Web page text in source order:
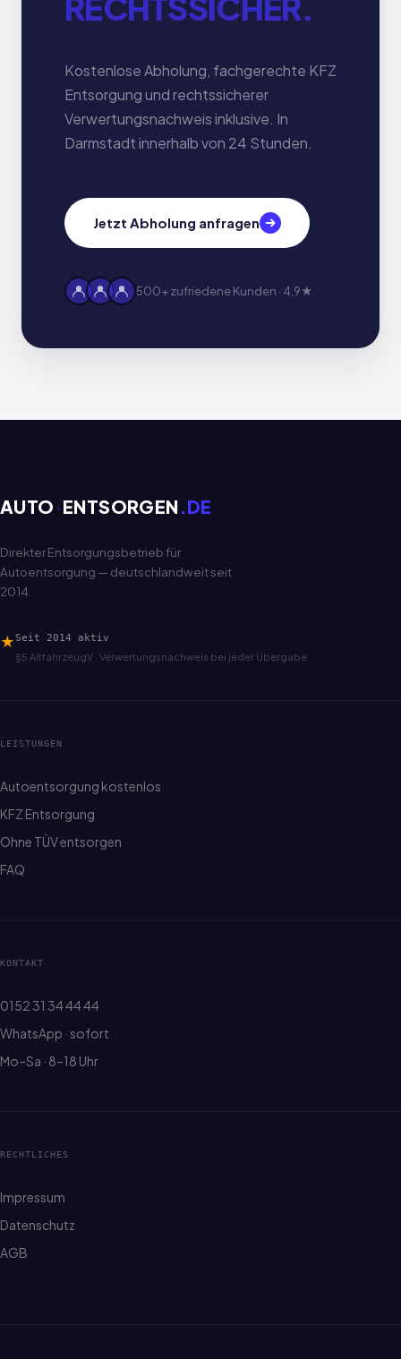
Kostenlose Abholung, fachgerechte KFZ
Entsorgung und rechtssicherer
Verwertungsnachweis inklusive. In
Darmstadt innerhalb von 24 Stunden.
Jetzt Abholung anfragen
500+ zufriedene Kunden · 4,9★
AUTO ·ENTSORGEN .DE
Direkter Entsorgungsbetrieb für
Autoentsorgung — deutschlandweit seit
2014.
★ Seit 2014 aktiv
§5 AltfahrzeugV · Verwertungsnachweis bei jeder Übergabe
LEISTUNGEN
Autoentsorgung kostenlos
KFZ Entsorgung
Ohne TÜV entsorgen
FAQ
KONTAKT
0152 31 34 44 44
WhatsApp · sofort
Mo–Sa · 8–18 Uhr
RECHTLICHES
Impressum
Datenschutz
AGB